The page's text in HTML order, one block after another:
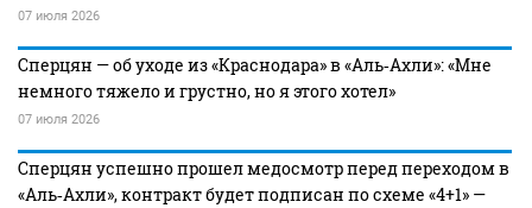
07 июля 2026
Сперцян — об уходе из «Краснодара» в «Аль‑Ахли»: «Мне
немного тяжело и грустно, но я этого хотел»
07 июля 2026
Сперцян успешно прошел медосмотр перед переходом в
«Аль‑Ахли», контракт будет подписан по схеме «4+1» —